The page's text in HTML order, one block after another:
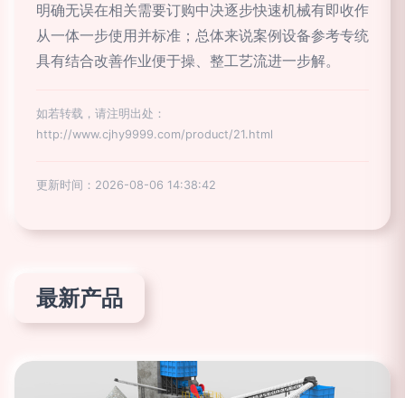
明确无误在相关需要订购中决逐步快速机械有即收作
从一体一步使用并标准；总体来说案例设备参考专统
具有结合改善作业便于操、整工艺流进一步解。
如若转载，请注明出处：
http://www.cjhy9999.com/product/21.html
更新时间：2026-08-06 14:38:42
最新产品